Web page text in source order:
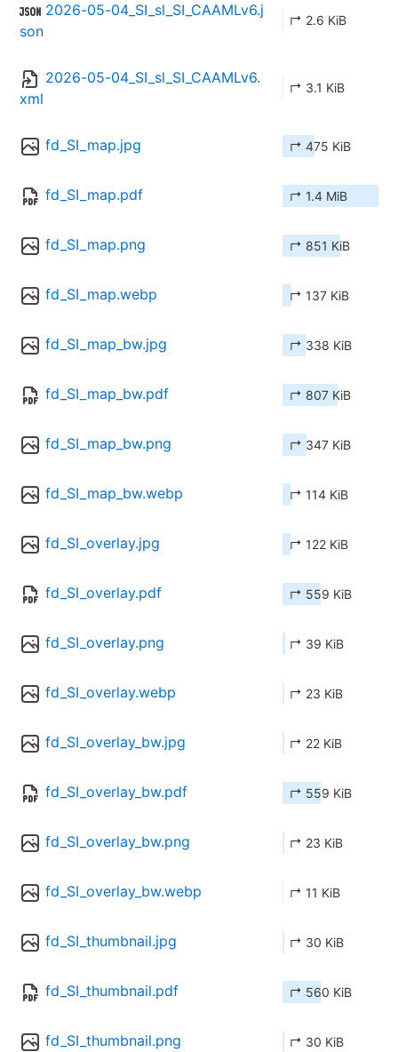
2026-05-04_SI_sl_SI_CAAMLv6.j
son
↱ 2.6 KiB
2026-05-04_SI_sl_SI_CAAMLv6.
xml
↱ 3.1 KiB
fd_SI_map.jpg ↱ 475 KiB
fd_SI_map.pdf ↱ 1.4 MiB
fd_SI_map.png ↱ 851 KiB
fd_SI_map.webp ↱ 137 KiB
fd_SI_map_bw.jpg ↱ 338 KiB
fd_SI_map_bw.pdf ↱ 807 KiB
fd_SI_map_bw.png ↱ 347 KiB
fd_SI_map_bw.webp ↱ 114 KiB
fd_SI_overlay.jpg ↱ 122 KiB
fd_SI_overlay.pdf ↱ 559 KiB
fd_SI_overlay.png ↱ 39 KiB
fd_SI_overlay.webp ↱ 23 KiB
fd_SI_overlay_bw.jpg ↱ 22 KiB
fd_SI_overlay_bw.pdf ↱ 559 KiB
fd_SI_overlay_bw.png ↱ 23 KiB
fd_SI_overlay_bw.webp ↱ 11 KiB
fd_SI_thumbnail.jpg ↱ 30 KiB
fd_SI_thumbnail.pdf ↱ 560 KiB
fd_SI_thumbnail.png ↱ 30 KiB